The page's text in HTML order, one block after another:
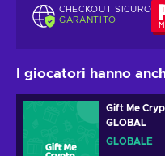
CHECKOUT SICURO
GARANTITO
I giocatori hanno
Gift Me
GLOBAL
GLOBALE